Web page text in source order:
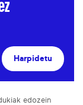
Harpidetu
edozein